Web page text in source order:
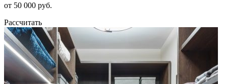
от 50 000 руб.
Рассчитать